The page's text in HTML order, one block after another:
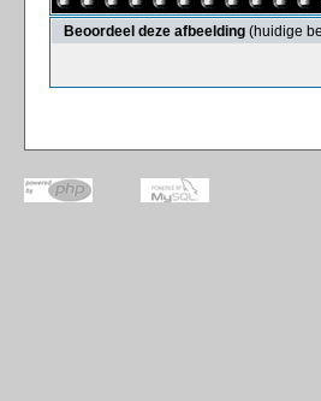
Beoordeel deze afbeelding (huidige